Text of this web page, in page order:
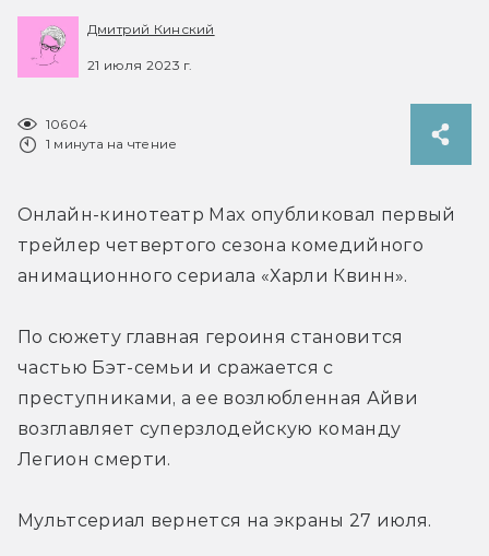
Дмитрий Кинский
21 июля 2023 г.
10604
1 минута на чтение
Онлайн-кинотеатр Max опубликовал первый
трейлер четвертого сезона комедийного
анимационного сериала «Харли Квинн».
По сюжету главная героиня становится
частью Бэт-семьи и сражается с
преступниками, а ее возлюбленная Айви
возглавляет суперзлодейскую команду
Легион смерти.
Мультсериал вернется на экраны 27 июля.